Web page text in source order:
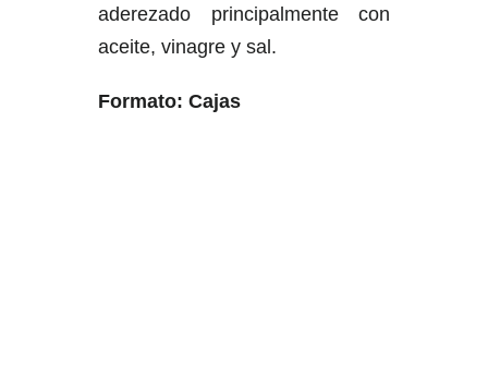
aderezado principalmente con
aceite, vinagre y sal.
Formato: Cajas